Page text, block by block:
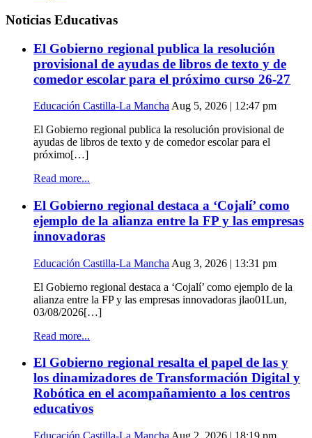
Noticias Educativas
El Gobierno regional publica la resolución
provisional de ayudas de libros de texto y de
comedor escolar para el próximo curso 26-27
Educación Castilla-La Mancha Aug 5, 2026 | 12:47 pm
El Gobierno regional publica la resolución provisional de
ayudas de libros de texto y de comedor escolar para el
próximo[…]
Read more...
El Gobierno regional destaca a ‘Cojalí’ como
ejemplo de la alianza entre la FP y las empresas
innovadoras
Educación Castilla-La Mancha Aug 3, 2026 | 13:31 pm
El Gobierno regional destaca a ‘Cojalí’ como ejemplo de la
alianza entre la FP y las empresas innovadoras jlao01Lun,
03/08/2026[…]
Read more...
El Gobierno regional resalta el papel de las y
los dinamizadores de Transformación Digital y
Robótica en el acompañamiento a los centros
educativos